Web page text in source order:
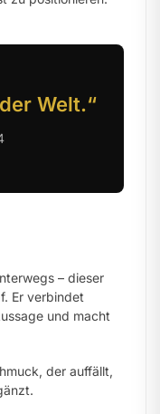
Welt.“
– dieser
Er verbindet
und macht
der auffällt,